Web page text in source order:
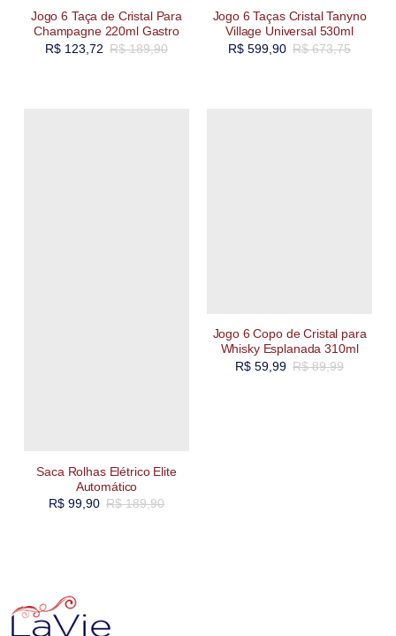
Jogo 6 Taça de Cristal Para
Champagne 220ml Gastro
R$189,90
R$123,72
Jogo 6 Taças Cristal Tanyno
Village Universal 530ml
R$673,75
R$599,90
Saca Rolhas Elétrico Elite
Automático
R$189,90
R$99,90
Jogo 6 Copo de Cristal para
Whisky Esplanada 310ml
R$89,99
R$59,99